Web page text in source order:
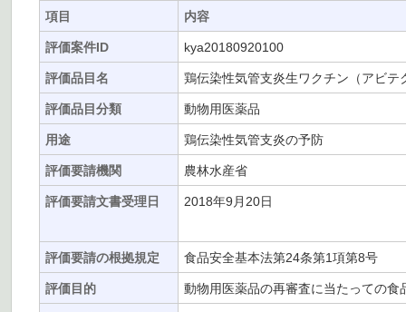
項目 内容
評価案件ID kya20180920100
評価品目名 鶏伝染性気管支炎生ワクチン（アビテ
評価品目分類 動物用医薬品
用途 鶏伝染性気管支炎の予防
評価要請機関 農林水産省
評価要請文書受理日 2018年9月20日
評価要請の根拠規定 食品安全基本法第24条第1項第8号
評価目的 動物用医薬品の再審査に当たっての食